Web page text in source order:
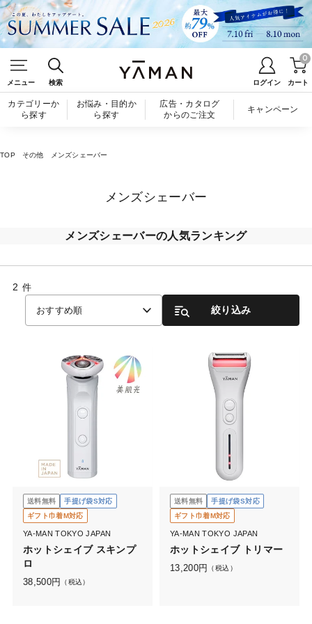
メニュー 検索 ログイン カート
0
カテゴリーか
ら探す
お悩み・目的か
ら探す
広告・カタログ
からのご注文
キャンペーン
TOP その他 メンズシェーバー
メンズシェーバー
メンズシェーバーの人気ランキング
2 件
おすすめ順 絞り込み
送料無料
手提げ袋S対応
ギフト巾着M対応
YA-MAN TOKYO JAPAN
ホットシェイブ スキンプ
ロ
38,500円 （税込）
送料無料
手提げ袋S対応
ギフト巾着M対応
YA-MAN TOKYO JAPAN
ホットシェイブ トリマー
13,200円 （税込）